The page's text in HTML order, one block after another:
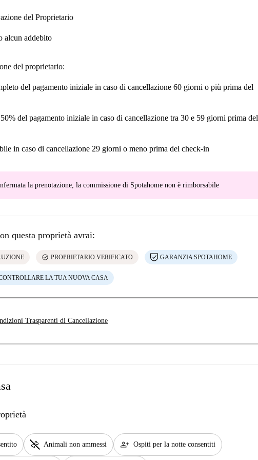
del Proprietario
alcun addebito
del proprietario:
del pagamento iniziale in caso di cancellazione 60 giorni o più prima del
del pagamento iniziale in caso di cancellazione tra 30 e 59 giorni prima del
in caso di cancellazione 29 giorni o meno prima del check-in
la prenotazione, la commissione di Spotahome non è rimborsabile
questa proprietà avrai:
check_circle PROPRIETARIO VERIFICATO GARANZIA SPOTAHOME
LA TUA NUOVA CASA
Trasparenti di Cancellazione
pet_supplies Animali non ammessi person_add Ospiti per la notte consentiti